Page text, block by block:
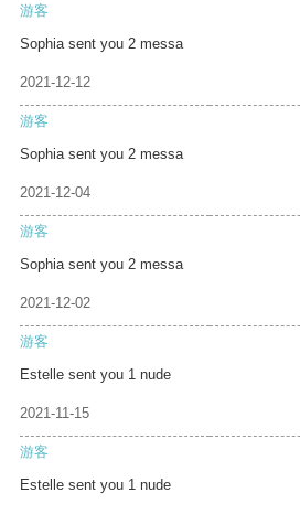
游客
Sophia sent you 2 messa
2021-12-12
游客
Sophia sent you 2 messa
2021-12-04
游客
Sophia sent you 2 messa
2021-12-02
游客
Estelle sent you 1 nude
2021-11-15
游客
Estelle sent you 1 nude